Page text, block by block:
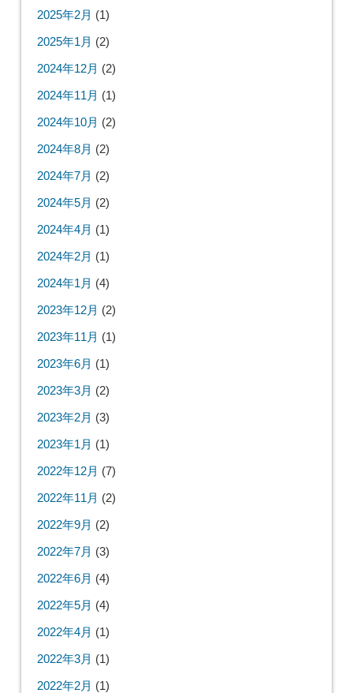
2025年2月 (1)
2025年1月 (2)
2024年12月 (2)
2024年11月 (1)
2024年10月 (2)
2024年8月 (2)
2024年7月 (2)
2024年5月 (2)
2024年4月 (1)
2024年2月 (1)
2024年1月 (4)
2023年12月 (2)
2023年11月 (1)
2023年6月 (1)
2023年3月 (2)
2023年2月 (3)
2023年1月 (1)
2022年12月 (7)
2022年11月 (2)
2022年9月 (2)
2022年7月 (3)
2022年6月 (4)
2022年5月 (4)
2022年4月 (1)
2022年3月 (1)
2022年2月 (1)